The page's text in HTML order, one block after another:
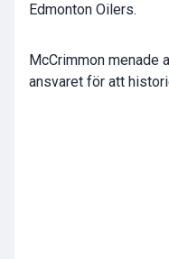
Edmonton Oilers.
McCrimmon menade
ansvaret för att